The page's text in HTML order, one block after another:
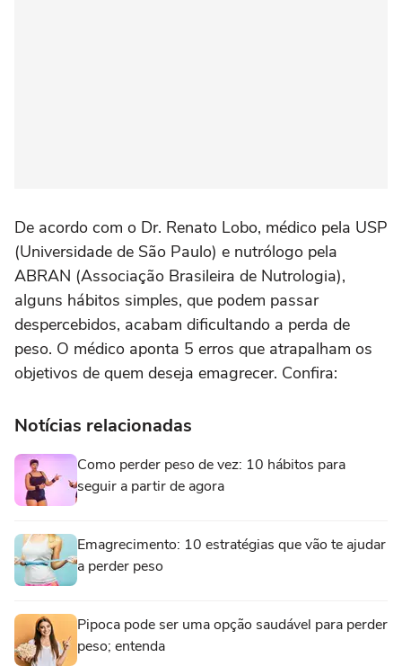
De acordo com o Dr. Renato Lobo, médico pela USP
(Universidade de São Paulo) e nutrólogo pela
ABRAN (Associação Brasileira de Nutrologia),
alguns hábitos simples, que podem passar
despercebidos, acabam dificultando a perda de
peso. O médico aponta 5 erros que atrapalham os
objetivos de quem deseja emagrecer. Confira:
Notícias relacionadas
Como perder peso de vez: 10 hábitos para
seguir a partir de agora
Emagrecimento: 10 estratégias que vão te ajudar
a perder peso
Pipoca pode ser uma opção saudável para perder
peso; entenda